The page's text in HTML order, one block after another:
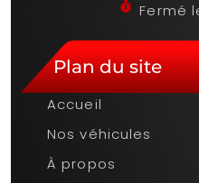
Fermé
Plan du site
Accueil
Nos véhicules
À propos